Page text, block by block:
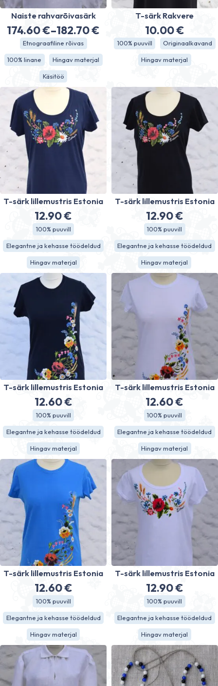
Naiste rahvarõivasärk
174.60€–182.70€
Hinnavahemik:
174.60 €
kuni
182.70 €
Etnograafiline rõivas
100% linane Hingav materjal
Käsitöö
T-särk Rakvere
10.00€
100% puuvill Originaalkavand
Hingav materjal
T-särk lillemustris Estonia
12.90€
100% puuvill
Elegantne ja kehasse töödeldud
Hingav materjal
T-särk lillemustris Estonia
12.90€
100% puuvill
Elegantne ja kehasse töödeldud
Hingav materjal
T-särk lillemustris Estonia
12.60€
100% puuvill
Elegantne ja kehasse töödeldud
Hingav materjal
T-särk lillemustris Estonia
12.60€
100% puuvill
Elegantne ja kehasse töödeldud
Hingav materjal
T-särk lillemustris Estonia
12.60€
100% puuvill
Elegantne ja kehasse töödeldud
Hingav materjal
T-särk lillemustris Estonia
12.90€
100% puuvill
Elegantne ja kehasse töödeldud
Hingav materjal